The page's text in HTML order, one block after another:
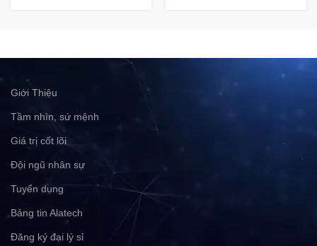
Giới Thiệu
Tầm nhìn, sứ mệnh
Giá trị cốt lõi
Đội ngũ nhân sự
Tuyển dụng
Bảng tin Alatech
Đăng ký đại lý sỉ